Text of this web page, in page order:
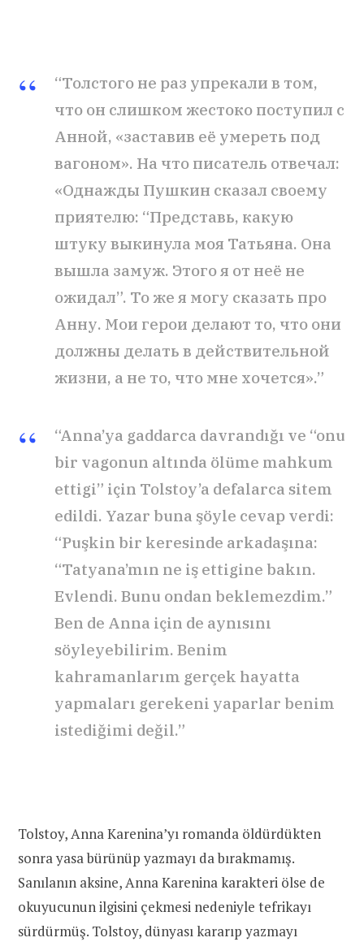
“Толстого не раз упрекали в том,
что он слишком жестоко поступил с
Анной, «заставив её умереть под
вагоном». На что писатель отвечал:
«Однажды Пушкин сказал своему
приятелю: “Представь, какую
штуку выкинула моя Татьяна. Она
вышла замуж. Этого я от неё не
ожидал”. То же я могу сказать про
Анну. Мои герои делают то, что они
должны делать в действительной
жизни, а не то, что мне хочется».”
“Anna’ya gaddarca davrandığı ve “onu
bir vagonun altında ölüme mahkum
ettigi” için Tolstoy’a defalarca sitem
edildi. Yazar buna şöyle cevap verdi:
“Puşkin bir keresinde arkadaşına:
“Tatyana’mın ne iş ettigine bakın.
Evlendi. Bunu ondan beklemezdim.”
Ben de Anna için de aynısını
söyleyebilirim. Benim
kahramanlarım gerçek hayatta
yapmaları gerekeni yaparlar benim
istediğimi değil.”
Tolstoy, Anna Karenina’yı romanda öldürdükten
sonra yasa bürünüp yazmayı da bırakmamış.
Sanılanın aksine, Anna Karenina karakteri ölse de
okuyucunun ilgisini çekmesi nedeniyle tefrikayı
sürdürmüş. Tolstoy, dünyası kararıp yazmayı